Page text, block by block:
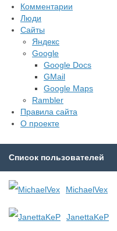
Комментарии
Люди
Сайты
Яндекс
Google
Google Docs
GMail
Google Maps
Rambler
Правила сайта
О проекте
Список пользователей
MichaelVex
JanettaKeP